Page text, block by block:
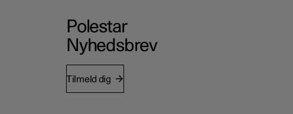
Polestar
Nyhedsbrev
Tilmeld dig